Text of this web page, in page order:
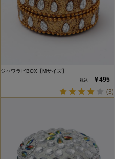
ジャワラビBOX【Mサイズ】
￥495
(3)